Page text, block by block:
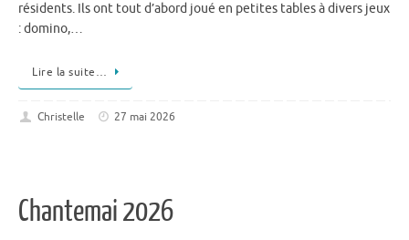
résidents. Ils ont tout d’abord joué en petites tables à divers jeux
: domino,…
Lire la suite…
Christelle 27 mai 2026
Chantemai 2026